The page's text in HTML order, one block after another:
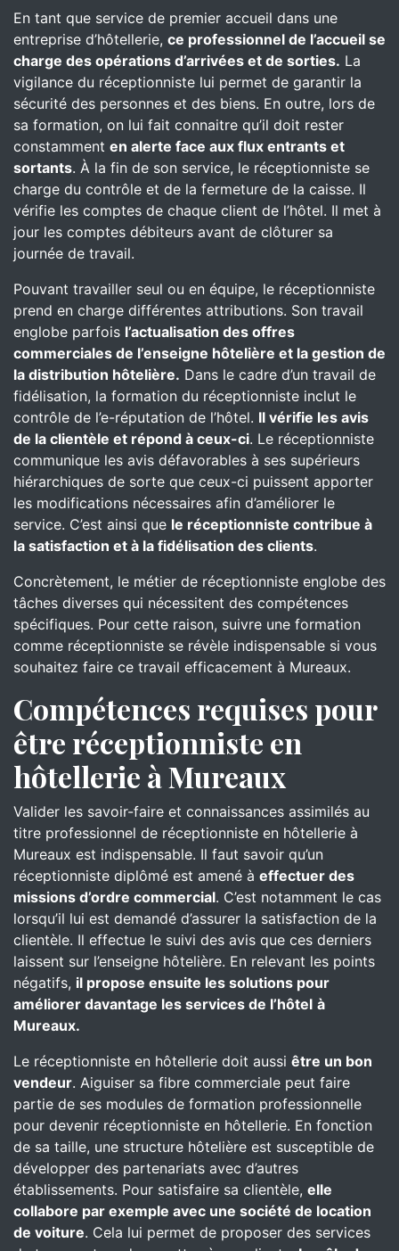
En tant que service de premier accueil dans une
entreprise d’hôtellerie, ce professionnel de l’accueil se
charge des opérations d’arrivées et de sorties. La
vigilance du réceptionniste lui permet de garantir la
sécurité des personnes et des biens. En outre, lors de
sa formation, on lui fait connaitre qu’il doit rester
constamment en alerte face aux flux entrants et
sortants. À la fin de son service, le réceptionniste se
charge du contrôle et de la fermeture de la caisse. Il
vérifie les comptes de chaque client de l’hôtel. Il met à
jour les comptes débiteurs avant de clôturer sa
journée de travail.
Pouvant travailler seul ou en équipe, le réceptionniste
prend en charge différentes attributions. Son travail
englobe parfois l’actualisation des offres
commerciales de l’enseigne hôtelière et la gestion de
la distribution hôtelière. Dans le cadre d’un travail de
fidélisation, la formation du réceptionniste inclut le
contrôle de l’e-réputation de l’hôtel. Il vérifie les avis
de la clientèle et répond à ceux-ci. Le réceptionniste
communique les avis défavorables à ses supérieurs
hiérarchiques de sorte que ceux-ci puissent apporter
les modifications nécessaires afin d’améliorer le
service. C’est ainsi que le réceptionniste contribue à
la satisfaction et à la fidélisation des clients.
Concrètement, le métier de réceptionniste englobe des
tâches diverses qui nécessitent des compétences
spécifiques. Pour cette raison, suivre une formation
comme réceptionniste se révèle indispensable si vous
souhaitez faire ce travail efficacement à Mureaux.
Compétences requises pour
être réceptionniste en
hôtellerie à Mureaux
Valider les savoir-faire et connaissances assimilés au
titre professionnel de réceptionniste en hôtellerie à
Mureaux est indispensable. Il faut savoir qu’un
réceptionniste diplômé est amené à effectuer des
missions d’ordre commercial. C’est notamment le cas
lorsqu’il lui est demandé d’assurer la satisfaction de la
clientèle. Il effectue le suivi des avis que ces derniers
laissent sur l’enseigne hôtelière. En relevant les points
négatifs, il propose ensuite les solutions pour
améliorer davantage les services de l’hôtel à
Mureaux.
Le réceptionniste en hôtellerie doit aussi être un bon
vendeur. Aiguiser sa fibre commerciale peut faire
partie de ses modules de formation professionnelle
pour devenir réceptionniste en hôtellerie. En fonction
de sa taille, une structure hôtelière est susceptible de
développer des partenariats avec d’autres
établissements. Pour satisfaire sa clientèle, elle
collabore par exemple avec une société de location
de voiture. Cela lui permet de proposer des services